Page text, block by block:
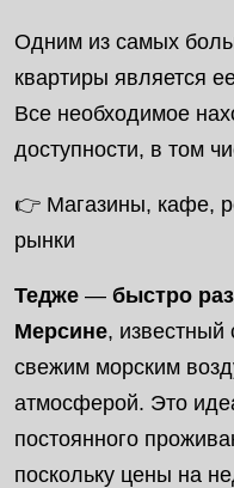
Одним из самых
квартиры является
Все необходимое
доступности, в том
👉 Магазины, кафе,
рынки
Тедже — быстро
Мерсине,
свежим морским
атмосферой. Это
постоянного
поскольку цены на